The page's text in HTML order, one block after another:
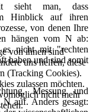
sieht man, dass
Hinblick auf ihren
von denen Ihre
hängen vom N ab:
nicht mit "rechten
haben und sind somit
Messung und
N auf. Anders gesagt:
von ihnen sind
uns helfen, diese
(Tracking Cookies).
zulassen möchten.
nicht mehr